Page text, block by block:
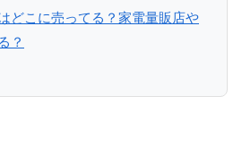
どこに売ってる？家電量販店や
？